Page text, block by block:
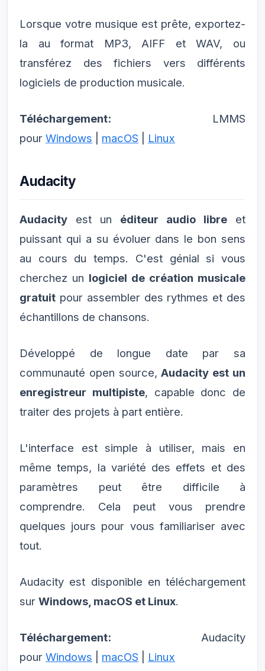
Lorsque votre musique est prête, exportez-
la au format MP3, AIFF et WAV, ou
transférez des fichiers vers différents
logiciels de production musicale.
Téléchargement: LMMS
pour Windows macOS Linux
Audacity
Audacity est un éditeur audio libreet
puissant qui a su évoluer dans le bon sens
au cours du temps. C'est génial si vous
cherchez un logiciel de création musicale
gratuit pour assembler des rythmes et des
échantillons de chansons.
Développé de longue date par sa
communauté open source,Audacity est un
enregistreur multipiste, capable donc de
traiter des projets à part entière.
L'interface est simple à utiliser, mais en
même temps, la variété des effets et des
paramètres peut être difficile à
comprendre. Cela peut vous prendre
quelques jours pour vous familiariser avec
tout.
Audacity est disponible en téléchargement
sur Windows, macOS et Linux.
Téléchargement: Audacity
pour Windows macOS Linux